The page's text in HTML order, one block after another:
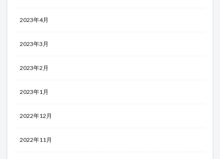
2023年4月
2023年3月
2023年2月
2023年1月
2022年12月
2022年11月